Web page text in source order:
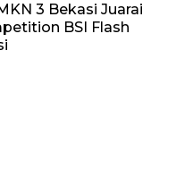
3 Bekasi Juarai
BSI Flash